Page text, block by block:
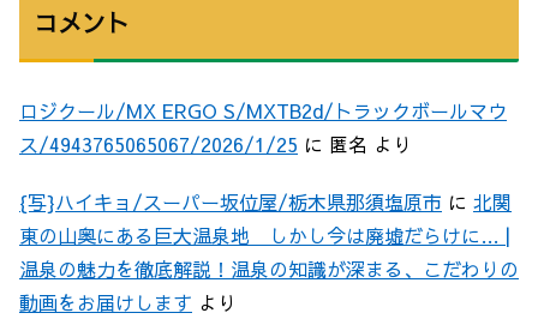
コメント
ロジクール/MX ERGO S/MXTB2d/トラックボールマウ
ス/4943765065067/2026/1/25 に 匿名 より
{写}ハイキョ/スーパー坂位屋/栃木県那須塩原市 に 北関
東の山奥にある巨大温泉地 しかし今は廃墟だらけに… |
温泉の魅力を徹底解説！温泉の知識が深まる、こだわりの
動画をお届けします より